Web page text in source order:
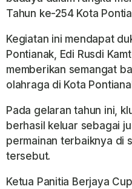
Tahun ke-254 Kota
Kegiatan ini mendapat
Pontianak, Edi Rusdi
memberikan semangat
olahraga di Kota
Pada gelaran tahun ini,
berhasil keluar sebagai
permainan terbaiknya di
tersebut.
Ketua Panitia Berjaya